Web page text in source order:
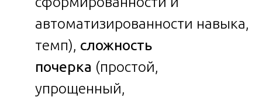
автоматизированности навыка,
темп), сложность
почерка (простой,
упрощенный,